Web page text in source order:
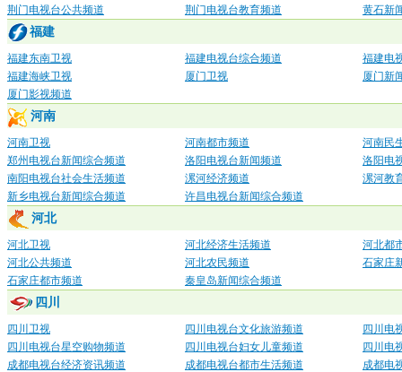
荆门电视台公共频道
荆门电视台教育频道 黄石新
福建
福建东南卫视 福建电视台综合频道
福建电
福建海峡卫视
厦门卫视
厦门新
厦门影视频道
河南
河南卫视 河南都市频道
河南民
郑州电视台新闻综合频道
洛阳电视台新闻频道
洛阳电
南阳电视台社会生活频道
漯河经济频道
漯河教
新乡电视台新闻综合频道
许昌电视台新闻综合频道
河北
河北卫视 河北经济生活频道
河北都
河北公共频道
河北农民频道
石家庄
石家庄都市频道
秦皇岛新闻综合频道
四川
四川卫视 四川电视台文化旅游频道
四川电
四川电视台星空购物频道
四川电视台妇女儿童频道
四川电
成都电视台经济资讯频道
成都电视台都市生活频道 成都电